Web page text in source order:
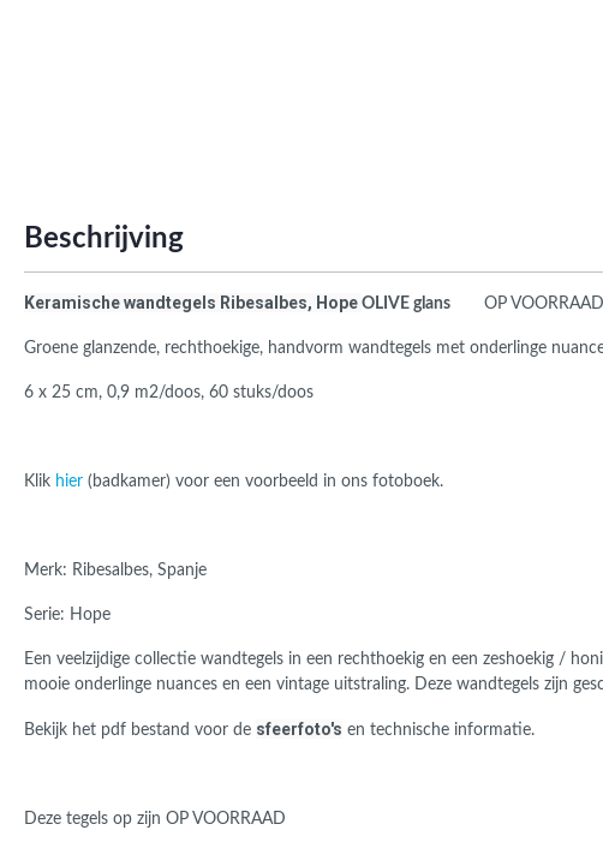
Beschrijving
Keramische wandtegels Ribesalbes, Hope OLIVE glans OP VOORRAAD
Groene glanzende, rechthoekige, handvorm wandtegels met onderlinge
6 x 25 cm, 0,9 m2/doos, 60 stuks/doos
Klik hier (badkamer) voor een voorbeeld in ons fotoboek.
Merk: Ribesalbes, Spanje
Serie: Hope
Een veelzijdige collectie wandtegels in een rechthoekig en een zeshoekig /
mooie onderlinge nuances en een vintage uitstraling. Deze wandtegels zijn
Bekijk het pdf bestand voor de sfeerfoto's en technische informatie.
Deze tegels op zijn OP VOORRAAD